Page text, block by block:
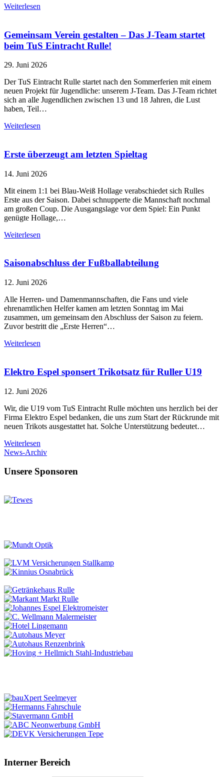
Weiterlesen
Gemeinsam Verein gestalten – Das J-Team startet
beim TuS Eintracht Rulle!
29. Juni 2026
Der TuS Eintracht Rulle startet nach den Sommerferien mit einem
neuen Projekt für Jugendliche: unserem J-Team. Das J-Team richtet
sich an alle Jugendlichen zwischen 13 und 18 Jahren, die Lust
haben, Teil…
Weiterlesen
Erste überzeugt am letzten Spieltag
14. Juni 2026
Mit einem 1:1 bei Blau-Weiß Hollage verabschiedet sich Rulles
Erste aus der Saison. Dabei schnupperte die Mannschaft nochmal
am großen Coup. Die Ausgangslage vor dem Spiel: Ein Punkt
genügte Hollage,…
Weiterlesen
Saisonabschluss der Fußballabteilung
12. Juni 2026
Alle Herren- und Damenmannschaften, die Fans und viele
ehrenamtlichen Helfer kamen am letzten Sonntag im Mai
zusammen, um gemeinsam den Abschluss der Saison zu feiern.
Zuvor bestritt die „Erste Herren“…
Weiterlesen
Elektro Espel sponsert Trikotsatz für Ruller U19
12. Juni 2026
Wir, die U19 vom TuS Eintracht Rulle möchten uns herzlich bei der
Firma Elektro Espel bedanken, die uns zum Start der Rückrunde mit
neuen Trikots ausgestattet hat. Solche Unterstützung bedeutet…
Weiterlesen
News-Archiv
Unsere Sponsoren
Interner Bereich